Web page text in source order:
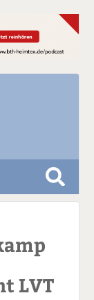
S
h
e
LVT